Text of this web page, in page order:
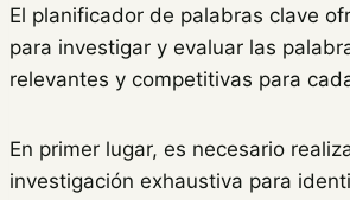
El planificador de palabras clave
para investigar y evaluar las
relevantes y competitivas para
En primer lugar, es necesario
investigación exhaustiva para